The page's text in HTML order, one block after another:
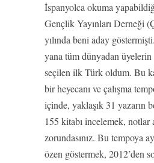
İspanyolca okuma
Gençlik Yayınları Derneği
yılında beni aday
yana tüm dünyadan üyelerin
seçilen ilk Türk oldum. Bu
bir heyecanı ve çalışma
içinde, yaklaşık 31 yazarın
155 kitabı incelemek, notlar
zorundasınız. Bu tempoya
özen göstermek, 2012’den